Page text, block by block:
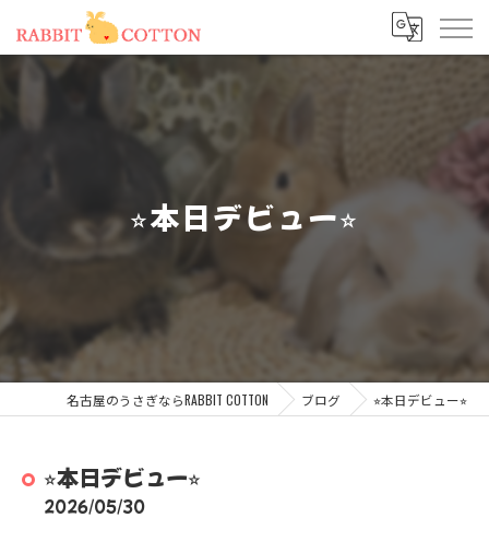
⭐︎本日デビュー⭐︎
名古屋のうさぎならRABBIT COTTON ブログ ⭐︎本日デビュー⭐︎
⭐︎本日デビュー⭐︎
2026/05/30